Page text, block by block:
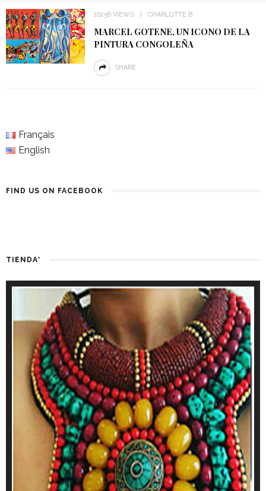
10256 VIEWS CHARLOTTE B
MARCEL GOTENE, UN ICONO DE LA
PINTURA CONGOLEÑA
SHARE
Français
English
FIND US ON FACEBOOK
TIENDA*